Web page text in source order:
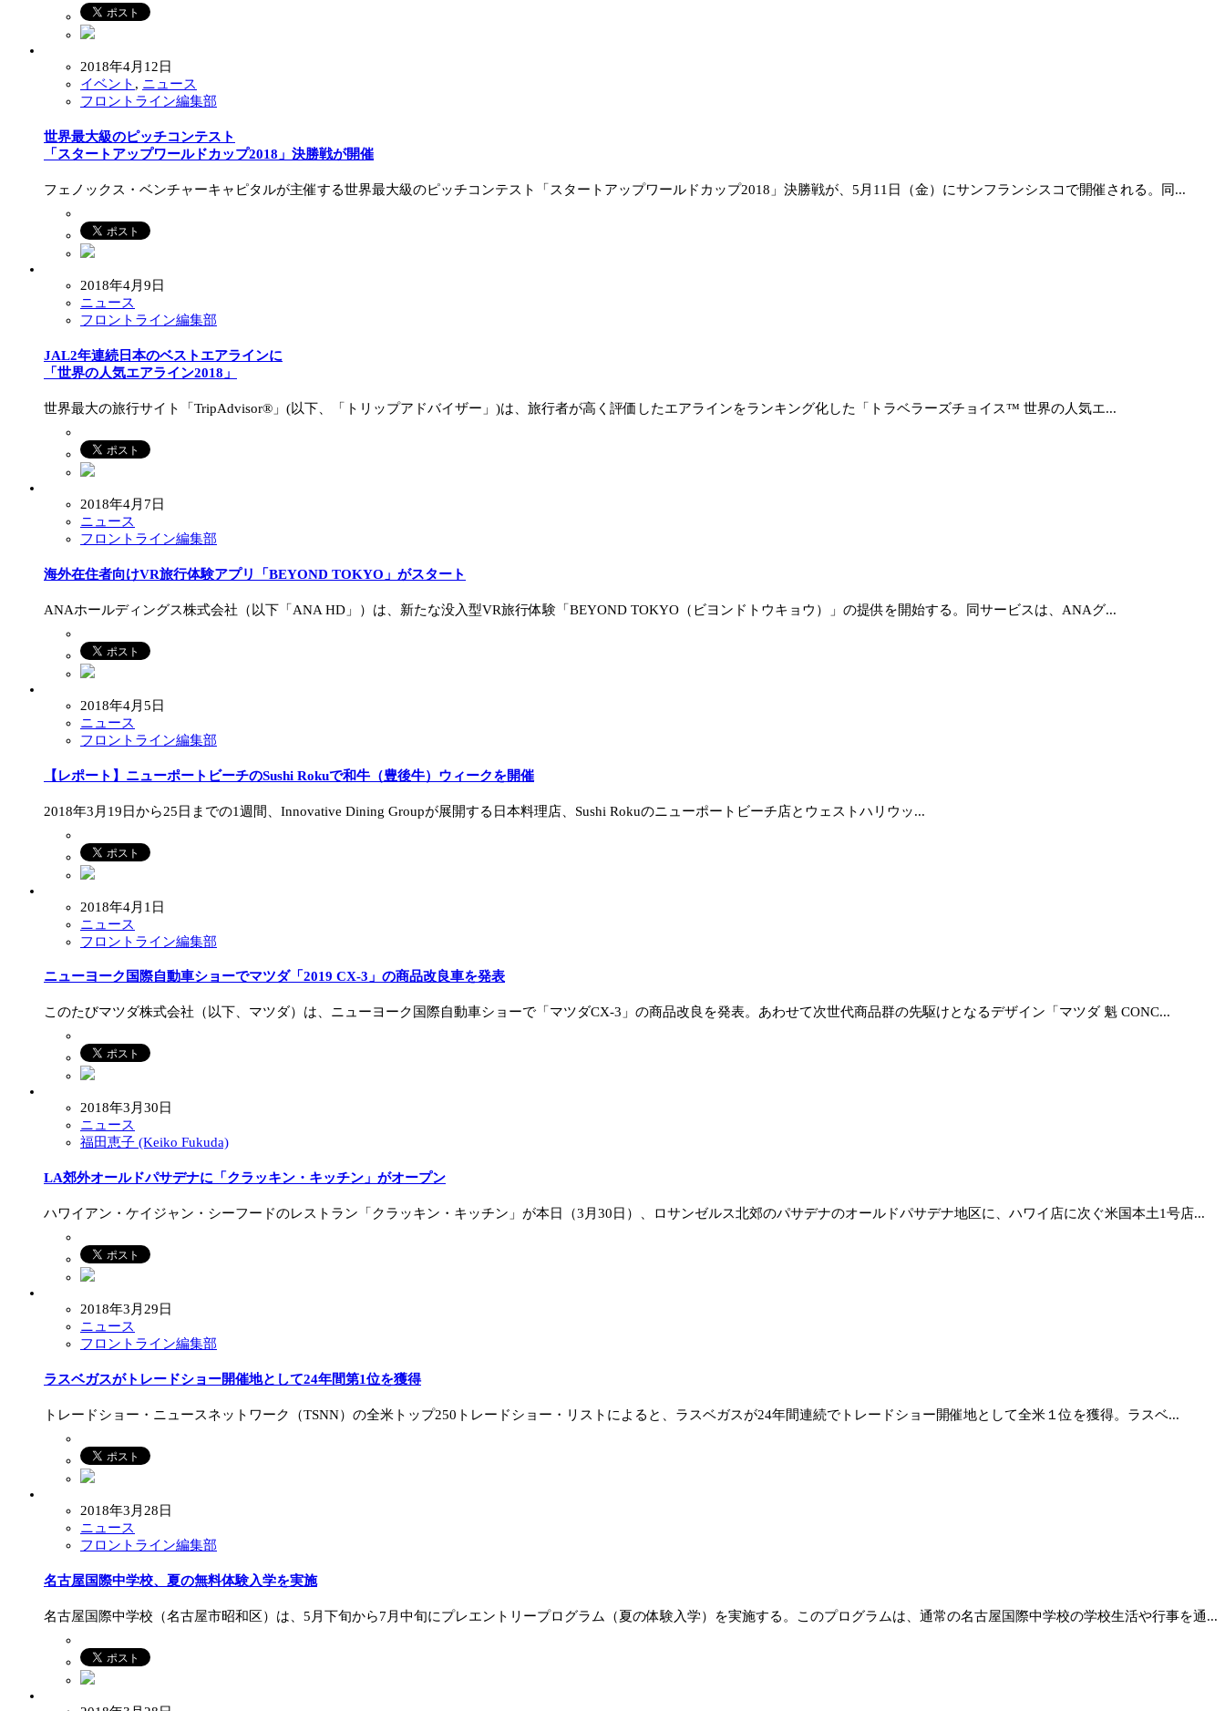
2018年4月12日
イベント , ニュース
フロントライン編集部
世界最大級のピッチコンテスト
「スタートアップワールドカップ2018」決勝戦が開催
フェノックス・ベンチャーキャピタルが主催する世界最大級のピッチコンテスト「スタートアップワールドカップ2018」決勝戦が、5月11日（金）にサンフランシスコで開催される。同...
2018年4月9日
ニュース
フロントライン編集部
JAL2年連続日本のベストエアラインに
「世界の人気エアライン2018」
世界最大の旅行サイト「TripAdvisor®」(以下、「トリップアドバイザー」)は、旅行者が高く評価したエアラインをランキング化した「トラベラーズチョイス™ 世界の人気エ...
2018年4月7日
ニュース
フロントライン編集部
海外在住者向けVR旅行体験アプリ「BEYOND TOKYO」がスタート
ANAホールディングス株式会社（以下「ANA HD」）は、新たな没入型VR旅行体験「BEYOND TOKYO（ビヨンドトウキョウ）」の提供を開始する。同サービスは、ANAグ...
2018年4月5日
ニュース
フロントライン編集部
【レポート】ニューポートビーチのSushi Rokuで和牛（豊後牛）ウィークを開催
2018年3月19日から25日までの1週間、Innovative Dining Groupが展開する日本料理店、Sushi Rokuのニューポートビーチ店とウェストハリウッ...
2018年4月1日
ニュース
フロントライン編集部
ニューヨーク国際自動車ショーでマツダ「2019 CX-3」の商品改良車を発表
このたびマツダ株式会社（以下、マツダ）は、ニューヨーク国際自動車ショーで「マツダCX-3」の商品改良を発表。あわせて次世代商品群の先駆けとなるデザイン「マツダ 魁 CONC...
2018年3月30日
ニュース
福田恵子 (Keiko Fukuda)
LA郊外オールドパサデナに「クラッキン・キッチン」がオープン
ハワイアン・ケイジャン・シーフードのレストラン「クラッキン・キッチン」が本日（3月30日）、ロサンゼルス北郊のパサデナのオールドパサデナ地区に、ハワイ店に次ぐ米国本土1号店...
2018年3月29日
ニュース
フロントライン編集部
ラスベガスがトレードショー開催地として24年間第1位を獲得
トレードショー・ニュースネットワーク（TSNN）の全米トップ250トレードショー・リストによると、ラスベガスが24年間連続でトレードショー開催地として全米１位を獲得。ラスベ...
2018年3月28日
ニュース
フロントライン編集部
名古屋国際中学校、夏の無料体験入学を実施
名古屋国際中学校（名古屋市昭和区）は、5月下旬から7月中旬にプレエントリープログラム（夏の体験入学）を実施する。このプログラムは、通常の名古屋国際中学校の学校生活や行事を通...